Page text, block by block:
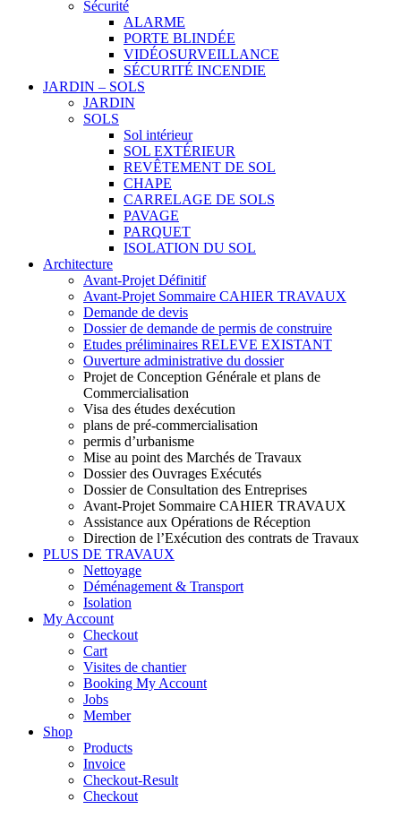
Sécurité
ALARME
PORTE BLINDÉE
VIDÉOSURVEILLANCE
SÉCURITÉ INCENDIE
JARDIN – SOLS
JARDIN
SOLS
Sol intérieur
SOL EXTÉRIEUR
REVÊTEMENT DE SOL
CHAPE
CARRELAGE DE SOLS
PAVAGE
PARQUET
ISOLATION DU SOL
Architecture
Avant-Projet Définitif
Avant-Projet Sommaire CAHIER TRAVAUX
Demande de devis
Dossier de demande de permis de construire
Etudes préliminaires RELEVE EXISTANT
Ouverture administrative du dossier
Projet de Conception Générale et plans de
Commercialisation
Visa des études dexécution
plans de pré-commercialisation
permis d’urbanisme
Mise au point des Marchés de Travaux
Dossier des Ouvrages Exécutés
Dossier de Consultation des Entreprises
Avant-Projet Sommaire CAHIER TRAVAUX
Assistance aux Opérations de Réception
Direction de l’Exécution des contrats de Travaux
PLUS DE TRAVAUX
Nettoyage
Déménagement & Transport
Isolation
My Account
Checkout
Cart
Visites de chantier
Booking My Account
Jobs
Member
Shop
Products
Invoice
Checkout-Result
Checkout